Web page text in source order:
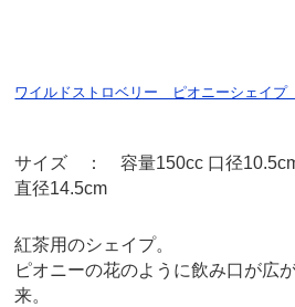
ワイルドストロベリー ピオニーシェイ
サイズ ： 容量150cc 口径
直径14.5cm
紅茶用のシェイプ。
ピオニーの花のように飲み口が広
来。